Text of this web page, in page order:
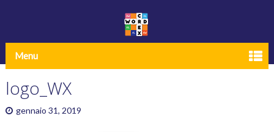
Menu
logo_WX
gennaio 31, 2019